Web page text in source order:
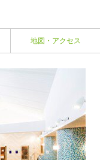
地図・アクセス